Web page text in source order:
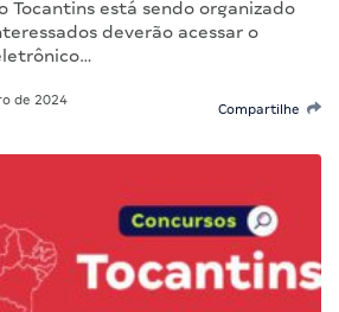
Tocantins está sendo organizado
deverão acessar o
de 2024
Compartilhe